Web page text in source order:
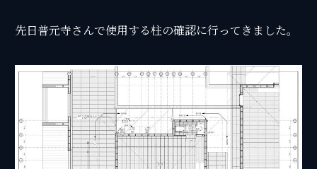
先日普元寺さんで使用する柱の確認に行ってきました。